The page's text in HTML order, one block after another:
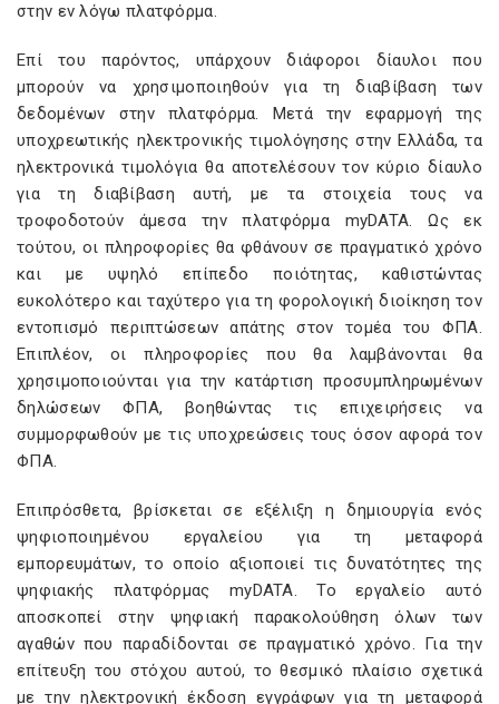
στην εν λόγω πλατφόρμα.
Επί του παρόντος, υπάρχουν διάφοροι δίαυλοι που
μπορούν να χρησιμοποιηθούν για τη διαβίβαση των
δεδομένων στην πλατφόρμα. Μετά την εφαρμογή της
υποχρεωτικής ηλεκτρονικής τιμολόγησης στην Ελλάδα, τα
ηλεκτρονικά τιμολόγια θα αποτελέσουν τον κύριο δίαυλο
για τη διαβίβαση αυτή, με τα στοιχεία τους να
τροφοδοτούν άμεσα την πλατφόρμα myDATA. Ως εκ
τούτου, οι πληροφορίες θα φθάνουν σε πραγματικό χρόνο
και με υψηλό επίπεδο ποιότητας, καθιστώντας
ευκολότερο και ταχύτερο για τη φορολογική διοίκηση τον
εντοπισμό περιπτώσεων απάτης στον τομέα του ΦΠΑ.
Επιπλέον, οι πληροφορίες που θα λαμβάνονται θα
χρησιμοποιούνται για την κατάρτιση προσυμπληρωμένων
δηλώσεων ΦΠΑ, βοηθώντας τις επιχειρήσεις να
συμμορφωθούν με τις υποχρεώσεις τους όσον αφορά τον
ΦΠΑ.
Επιπρόσθετα, βρίσκεται σε εξέλιξη η δημιουργία ενός
ψηφιοποιημένου εργαλείου για τη μεταφορά
εμπορευμάτων, το οποίο αξιοποιεί τις δυνατότητες της
ψηφιακής πλατφόρμας myDATA. Το εργαλείο αυτό
αποσκοπεί στην ψηφιακή παρακολούθηση όλων των
αγαθών που παραδίδονται σε πραγματικό χρόνο. Για την
επίτευξη του στόχου αυτού, το θεσμικό πλαίσιο σχετικά
με την ηλεκτρονική έκδοση εγγράφων για τη μεταφορά